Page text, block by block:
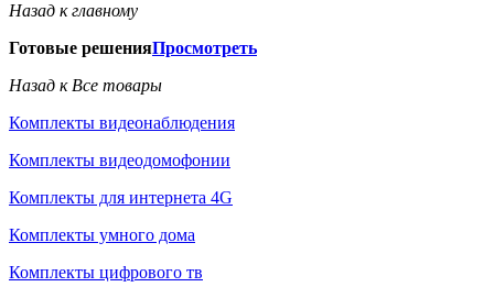
Назад к главному
Готовые решенияПросмотреть
Назад к Все товары
Комплекты видеонаблюдения
Комплекты видеодомофонии
Комплекты для интернета 4G
Комплекты умного дома
Комплекты цифрового тв